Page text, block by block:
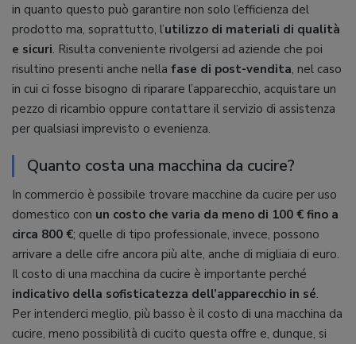
in quanto questo può garantire non solo l’efficienza del
prodotto ma, soprattutto, l’utilizzo di materiali di qualità
e sicuri. Risulta conveniente rivolgersi ad aziende che poi
risultino presenti anche nella fase di post-vendita, nel caso
in cui ci fosse bisogno di riparare l’apparecchio, acquistare un
pezzo di ricambio oppure contattare il servizio di assistenza
per qualsiasi imprevisto o evenienza.
Quanto costa una macchina da cucire?
In commercio è possibile trovare macchine da cucire per uso
domestico con un costo che varia da meno di 100 € fino a
circa 800 €; quelle di tipo professionale, invece, possono
arrivare a delle cifre ancora più alte, anche di migliaia di euro.
Il costo di una macchina da cucire è importante perché
indicativo della sofisticatezza dell’apparecchio in sé.
Per intenderci meglio, più basso è il costo di una macchina da
cucire, meno possibilità di cucito questa offre e, dunque, si